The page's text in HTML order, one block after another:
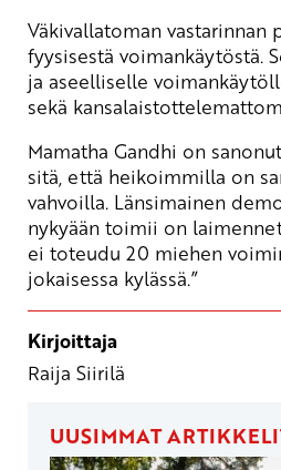
Väkivallatoman
fyysisestä voimankäytöstä.
ja aseelliselle
sekä
Mamatha Gandhi on
sitä, että heikoimmilla on
vahvoilla. Länsimainen
nykyään toimii on
ei toteudu 20 miehen
jokaisessa kylässä.”
Kirjoittaja
Raija Siirilä
UUSIMMAT